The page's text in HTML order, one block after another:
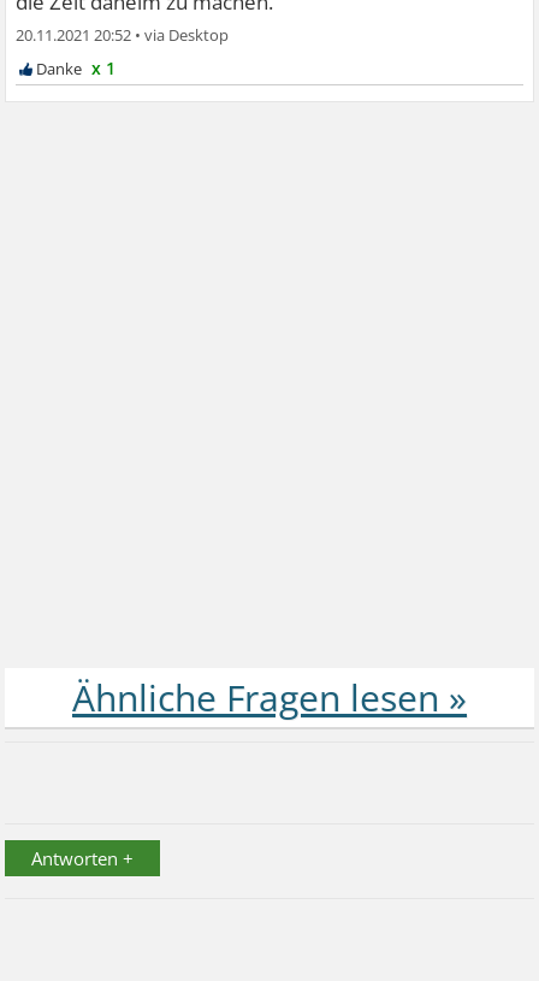
20.11.2021 20:52 •
x 1
Antworten +